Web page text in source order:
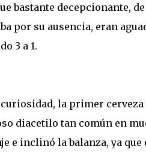
bastante decepcionante,
por su ausencia, eran
3 a 1.
la primer
diacetilo tan común en
e inclinó la balanza, ya